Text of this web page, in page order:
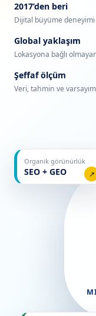
2017’den beri
Dijital büyüme deneyimi
Global yaklaşım
Lokasyona bağlı
Şeffaf ölçüm
Veri, tahmin ve varsayım
Organik görünürlük
SEO + GEO ↗